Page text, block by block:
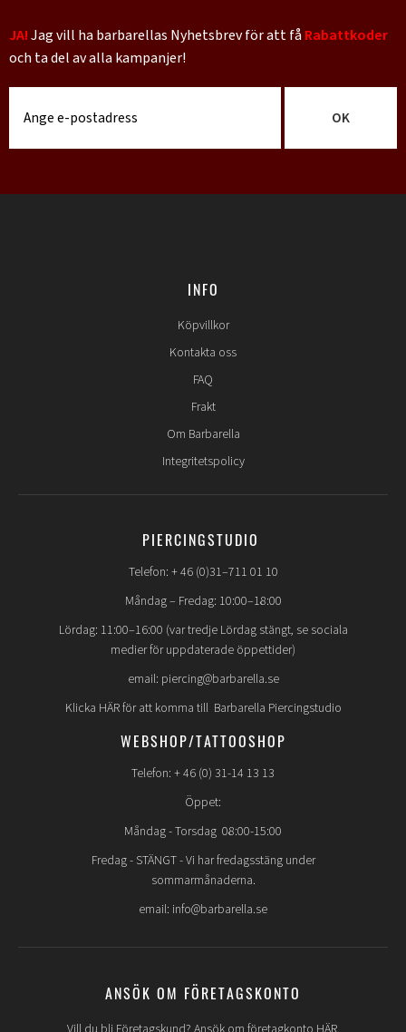
JA!Jag vill ha barbarellas Nyhetsbrev för att fåRabattkoder
och ta del av alla kampanjer!
OK
INFO
Köpvillkor
Kontakta oss
FAQ
Frakt
Om Barbarella
Integritetspolicy
PIERCINGSTUDIO
Telefon: + 46 (0)31–711 01 10
Måndag – Fredag: 10:00–18:00
Lördag: 11:00–16:00 (var tredje Lördag stängt, se sociala
medier för uppdaterade öppettider)
email: piercing@barbarella.se
Klicka HÄR för att komma till Barbarella Piercingstudio
WEBSHOP/TATTOOSHOP
Telefon: + 46 (0) 31-14 13 13
Öppet:
Måndag - Torsdag 08:00-15:00
Fredag - STÄNGT- Vi har fredagsstäng under
sommarmånaderna.
email: info@barbarella.se
ANSÖK OM FÖRETAGSKONTO